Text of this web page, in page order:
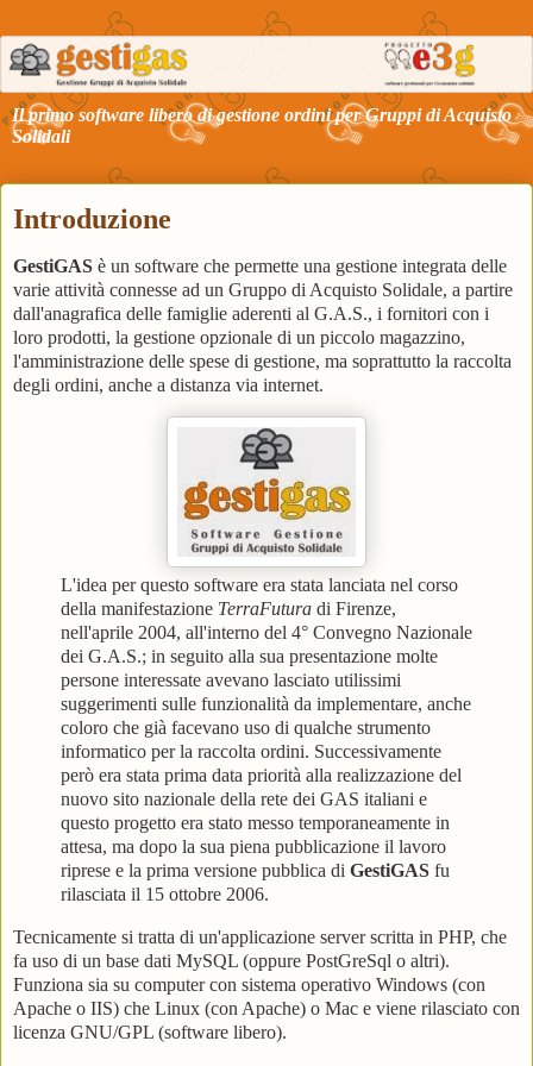
Il primo software libero di gestione ordini per Gruppi di Acquisto
Solidali
Introduzione
GestiGAS è un software che permette una gestione integrata delle
varie attività connesse ad un Gruppo di Acquisto Solidale, a partire
dall'anagrafica delle famiglie aderenti al G.A.S., i fornitori con i
loro prodotti, la gestione opzionale di un piccolo magazzino,
l'amministrazione delle spese di gestione, ma soprattutto la raccolta
degli ordini, anche a distanza via internet.
L'idea per questo software era stata lanciata nel corso
della manifestazione TerraFutura di Firenze,
nell'aprile 2004, all'interno del 4° Convegno Nazionale
dei G.A.S.; in seguito alla sua presentazione molte
persone interessate avevano lasciato utilissimi
suggerimenti sulle funzionalità da implementare, anche
coloro che già facevano uso di qualche strumento
informatico per la raccolta ordini. Successivamente
però era stata prima data priorità alla realizzazione del
nuovo sito nazionale della rete dei GAS italiani e
questo progetto era stato messo temporaneamente in
attesa, ma dopo la sua piena pubblicazione il lavoro
riprese e la prima versione pubblica di GestiGAS fu
rilasciata il 15 ottobre 2006.
Tecnicamente si tratta di un'applicazione server scritta in PHP, che
fa uso di un base dati MySQL (oppure PostGreSql o altri).
Funziona sia su computer con sistema operativo Windows (con
Apache o IIS) che Linux (con Apache) o Mac e viene rilasciato con
licenza GNU/GPL (software libero).